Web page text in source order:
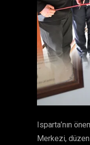
Isparta’nın
Merkezi,